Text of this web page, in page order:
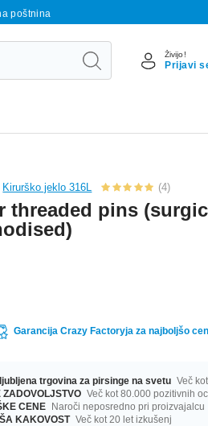
poštnina
Živijo!
Prijavi
Kirurško jeklo 316L (4)
threaded pins
Garancija Crazy Factoryja za najboljšo
trgovina za pirsinge na svetu Več
Več kot 80.000 pozitivnih
CENE Naroči neposredno pri proizvajalcu
KAKOVOST Več kot 20 let izkušenj